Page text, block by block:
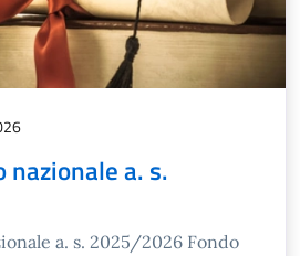
nazionale a. s.
a. s. 2025/2026 Fondo